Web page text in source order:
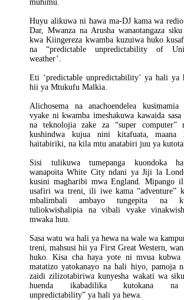
muhimu.
Huyu alikuwa ni hawa ma-DJ kama wa
Dar, Mwanza na Arusha wanaotangaza
kwa Kiingereza kwamba kuzuiwa huko
na “predictable unpredictability of
weather’.
Eti ‘predictable unpredictability’ ya hali ya
hii ya Mtukufu Malkia.
Alichosema na anachoendelea
vyake ni kwamba imeshakuwa kawaida
na teknolojia zake za “super computer”
kushindwa kujua nini kitafuata,
haitabiriki, na kila mtu anatabiri juu ya
Sisi tulikuwa tumepanga kuondoka
wanapoita White City ndani ya Jiji la
kusini magharibi mwa England. Mipango
usafiri wa treni, ili iwe kama “adventure”
mbalimbali ambayo tungepita na
tuliokwishalipia na vibali vyake
mwaka huu.
Sasa watu wa hali ya hewa na wale wa
treni, mahsusi hii ya First Great Western,
huko. Kisa cha haya yote ni mvua kubwa
matatizo yatokanayo na hali hiyo, pamoja
zaidi zilizotabiriwa kunyesha wakati wa
huenda ikabadilika kutokana na
unpredictability” ya hali ya hewa.